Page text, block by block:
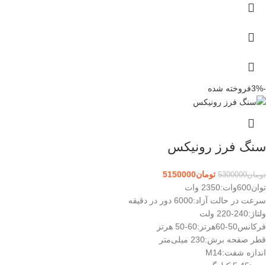
-3% فروخته شده
سنگ فرز رونیکس
تومان5300000 تومان5150000
توان600وات:
2350 وات
سرعت در حالت آزاد:6000 دور در دقیقه
ولتاژ:240-220 ولت
فرکانس50-60هرتز:
60-50 هرتز
قطر صفحه برش:230 میلی‌متر
اندازه شفت:M14